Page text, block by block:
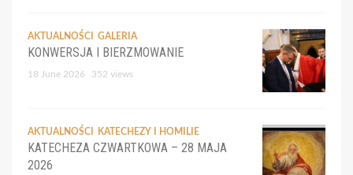
AKTUALNOŚCI GALERIA
KONWERSJA I BIERZMOWANIE
18 June 2026 352 views
AKTUALNOŚCI KATECHEZY I HOMILIE
KATECHEZA CZWARTKOWA – 28 MAJA
2026